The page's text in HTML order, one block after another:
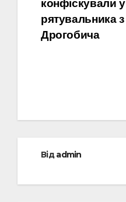
конфіскували у
рятувальника з
Дрогобича
Відadmin